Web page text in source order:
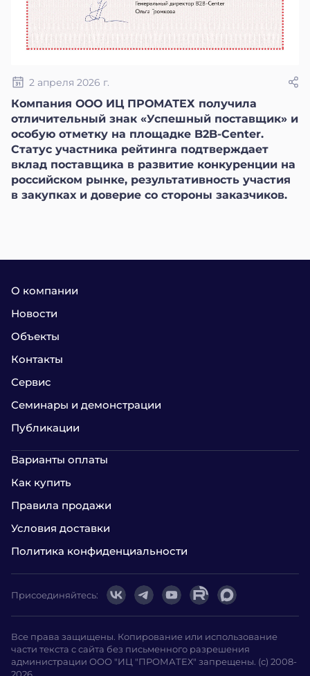
2 апреля 2026 г.
Компания ООО ИЦ ПРОМАТЕХ получила
отличительный знак «Успешный поставщик» и
особую отметку на площадке B2B-Center.
Статус участника рейтинга подтверждает
вклад поставщика в развитие конкуренции на
российском рынке, результативность участия
в закупках и доверие со стороны заказчиков.
О компании
Новости
Объекты
Контакты
Сервис
Семинары и демонстрации
Публикации
Варианты оплаты
Как купить
Правила продажи
Условия доставки
Политика конфиденциальности
Все права защищены. Копирование или использование
части текста с сайта без письменного разрешения
администрации ООО "ИЦ "ПРОМАТЕХ" запрещены. (с) 2008-
Присоединяйтесь: